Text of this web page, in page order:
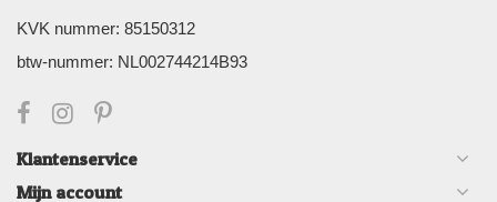
KVK nummer: 85150312
btw-nummer: NL002744214B93
Klantenservice
Mijn account